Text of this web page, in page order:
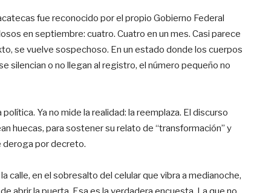
fue reconocido por el propio Gobierno Federal
en septiembre: cuatro. Cuatro en un mes. Casi parece
se vuelve sospechoso. En un estado donde los cuerpos
silencian o no llegan al registro, el número pequeño no
Ya no mide la realidad: la reemplaza. El discurso
huecas, para sostener su relato de “transformación” y
deroga por decreto.
calle, en el sobresalto del celular que vibra a medianoche,